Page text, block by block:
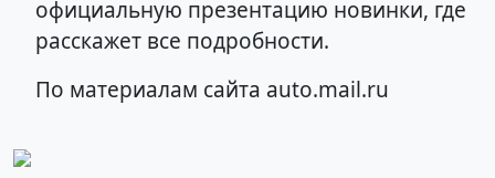
официальную презентацию новинки, где
расскажет все подробности.
По материалам сайта auto.mail.ru